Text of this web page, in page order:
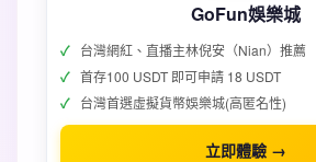
GoFun娛樂城
台灣網紅、直播主林倪安（Nian）推薦
首存100 USDT 即可申請 18 USDT
台灣首選虛擬貨幣娛樂城(高匿名性)
立即體驗 →